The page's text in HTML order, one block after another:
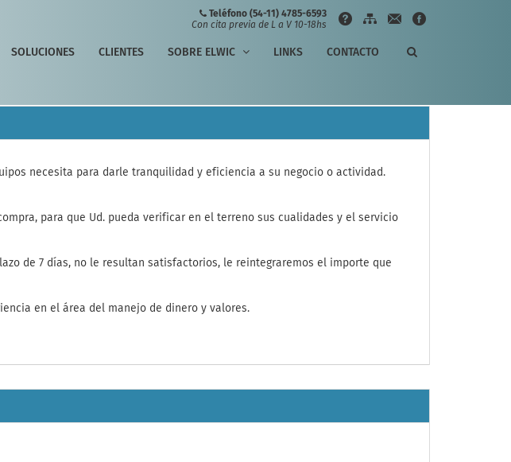
Teléfono (54-11) 4785-6593
Con cita previa de L a V 10-18hs
SOLUCIONES CLIENTES SOBRE ELWIC LINKS CONTACTO
necesita para darle tranquilidad y eficiencia a su negocio o actividad.
para que Ud. pueda verificar en el terreno sus cualidades y el servicio
de 7 días, no le resultan satisfactorios, le reintegraremos el importe que
en el área del manejo de dinero y valores.